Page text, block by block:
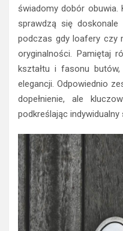
świadomy dobór
sprawdzą się
podczas gdy loafery czy
oryginalności. Pamiętaj
kształtu i fasonu
elegancji. Odpowiednio
dopełnienie, ale
podkreślając indywidualny